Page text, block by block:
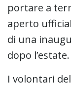
portare a
aperto
di una
dopo l’estate.
I volontari